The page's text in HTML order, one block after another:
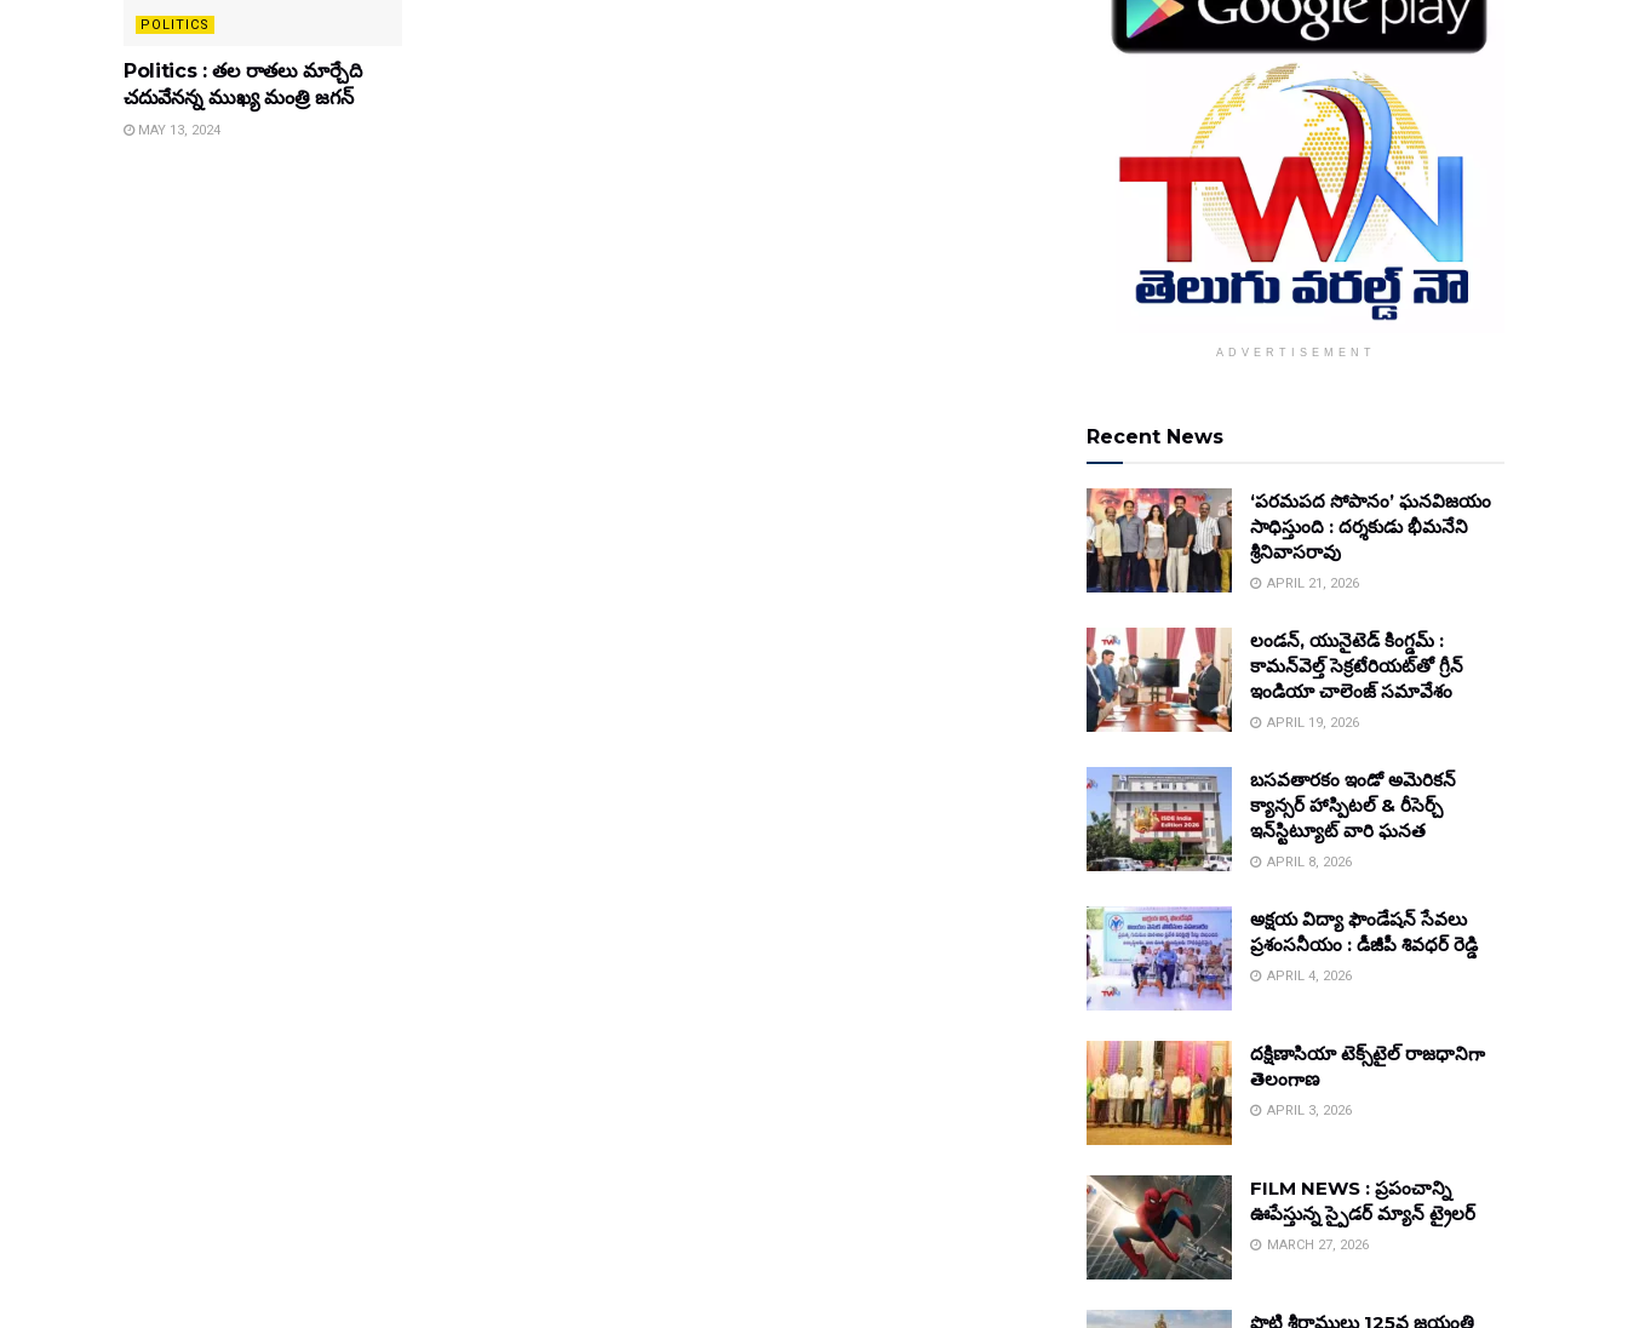
POLITICS
Politics : తల రాతలు మార్చేది
చదువేనన్న ముఖ్య మంత్రి జగన్
MAY 13, 2024
ADVERTISEMENT
Recent News
‘పరమపద సోపానం’ ఘనవిజయం
సాధిస్తుంది : దర్శకుడు భీమనేని
శ్రీనివాసరావు
APRIL 21, 2026
లండన్, యునైటెడ్ కింగ్డమ్ :
కామన్‌వెల్త్ సెక్రటేరియట్‌తో గ్రీన్
ఇండియా చాలెంజ్ సమావేశం
APRIL 19, 2026
బసవతారకం ఇండో అమెరికన్
క్యాన్సర్ హాస్పిటల్ & రీసెర్చ్
ఇన్‌స్టిట్యూట్ వారి ఘనత
APRIL 8, 2026
అక్షయ విద్యా ఫౌండేషన్ సేవలు
ప్రశంసనీయం : డీజీపీ శివధర్ రెడ్డి
APRIL 4, 2026
దక్షిణాసియా టెక్స్‌టైల్ రాజధానిగా
తెలంగాణ
APRIL 3, 2026
FILM NEWS : ప్రపంచాన్ని
ఊపేస్తున్న స్పైడర్ మ్యాన్ ట్రైలర్
MARCH 27, 2026
పొట్టి శ్రీరాములు 125వ జయంతి